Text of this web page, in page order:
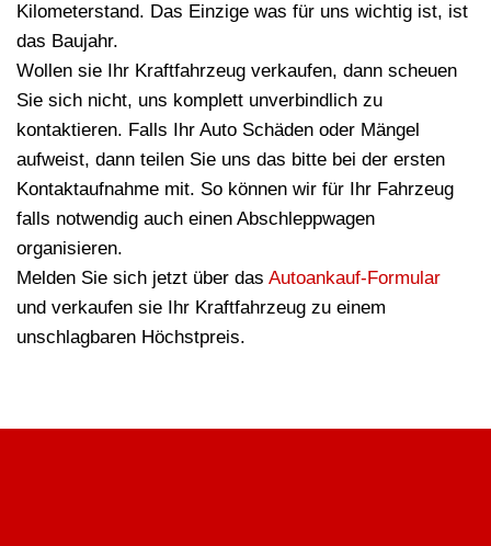
Kilometerstand. Das Einzige was für uns wichtig ist, ist
das Baujahr.
Wollen sie Ihr Kraftfahrzeug verkaufen, dann scheuen
Sie sich nicht, uns komplett unverbindlich zu
kontaktieren. Falls Ihr Auto Schäden oder Mängel
aufweist, dann teilen Sie uns das bitte bei der ersten
Kontaktaufnahme mit. So können wir für Ihr Fahrzeug
falls notwendig auch einen Abschleppwagen
organisieren.
Melden Sie sich jetzt über das Autoankauf-Formular
und verkaufen sie Ihr Kraftfahrzeug zu einem
unschlagbaren Höchstpreis.